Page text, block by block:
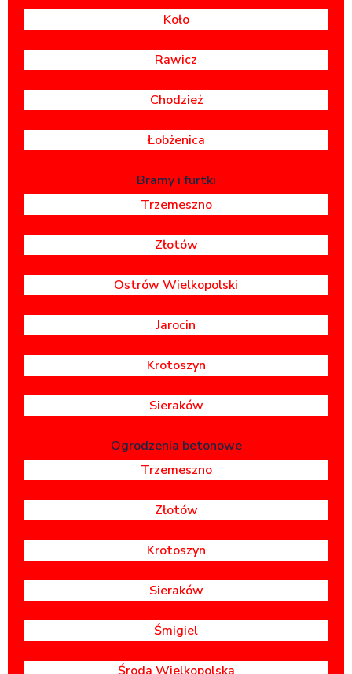
Koło
Rawicz
Chodzież
Łobżenica
Bramy i furtki
Trzemeszno
Złotów
Ostrów Wielkopolski
Jarocin
Krotoszyn
Sieraków
Ogrodzenia betonowe
Trzemeszno
Złotów
Krotoszyn
Sieraków
Śmigiel